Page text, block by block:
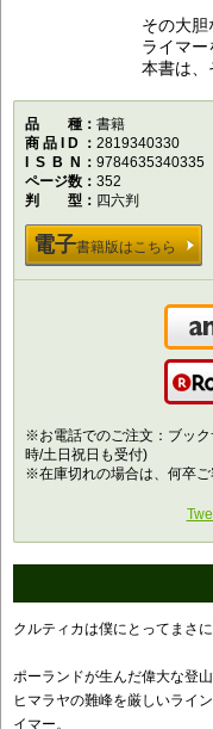
その大
ライマー
本書は、
品種書籍
商品ID
2819340330
ISBN
9784635340335
ページ数
352
判型四六判
電子書籍版はこちら
※お電話でのご注文：ブッ
時/土日祝日も受付)
※在庫切れの場合は、何卒ご
クルティカは僕にとってま
ポーランドが生んだ偉大な登
ヒマラヤの難峰を厳しいライ
イマー。